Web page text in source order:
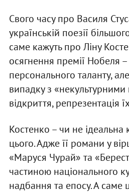
Свого часу про Василя
українській поезії
саме кажуть про Ліну
осягнення премії Нобеля
персонального таланту,
випадку з «некультурними
відкриття, репрезентація
Костенко – чи не ідеальна
цього. Адже її романи у
«Маруся Чурай» та
частиною національного
надбання та епосу. А саме